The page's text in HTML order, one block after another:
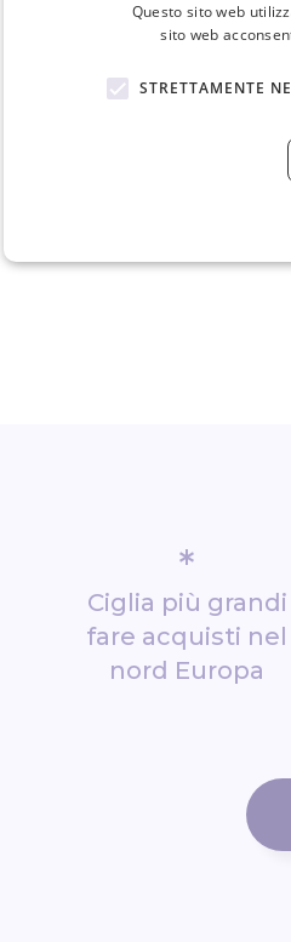
Mini
*
Ciglia più grandi
fare acquisti nel
nord Europa
Questo sito web
sito web
STRETTAMENTE